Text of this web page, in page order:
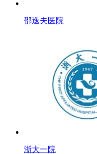
邵逸夫医院
浙大一院